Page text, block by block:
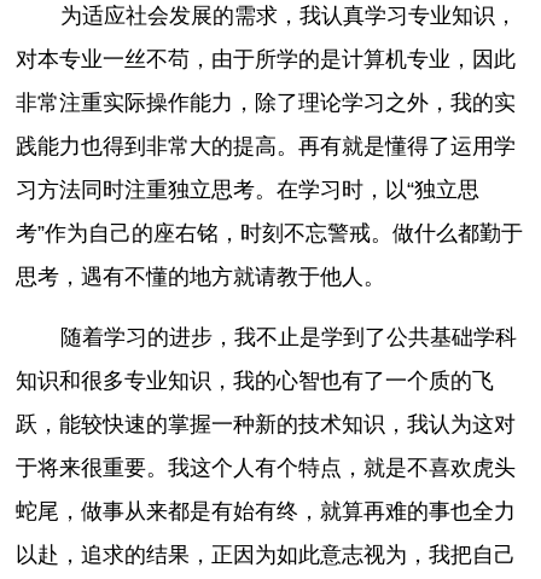
为适应社会发展的需求，我认真学习专业知识，
对本专业一丝不苟，由于所学的是计算机专业，因此
非常注重实际操作能力，除了理论学习之外，我的实
践能力也得到非常大的提高。再有就是懂得了运用学
习方法同时注重独立思考。在学习时，以“独立思
考”作为自己的座右铭，时刻不忘警戒。做什么都勤于
思考，遇有不懂的地方就请教于他人。
随着学习的进步，我不止是学到了公共基础学科
知识和很多专业知识，我的心智也有了一个质的飞
跃，能较快速的掌握一种新的技术知识，我认为这对
于将来很重要。我这个人有个特点，就是不喜欢虎头
蛇尾，做事从来都是有始有终，就算再难的事也全力
以赴，追求的结果，正因为如此意志视为，我把自己